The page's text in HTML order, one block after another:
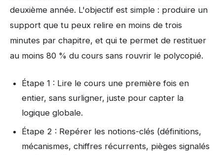
deuxième année. L'objectif est simple : produire un
support que tu peux relire en moins de trois
minutes par chapitre, et qui te permet de restituer
au moins 80 % du cours sans rouvrir le polycopié.
Étape 1 : Lire le cours une première fois en
entier, sans surligner, juste pour capter la
logique globale.
Étape 2 : Repérer les notions-clés (définitions,
mécanismes, chiffres récurrents, pièges signalés